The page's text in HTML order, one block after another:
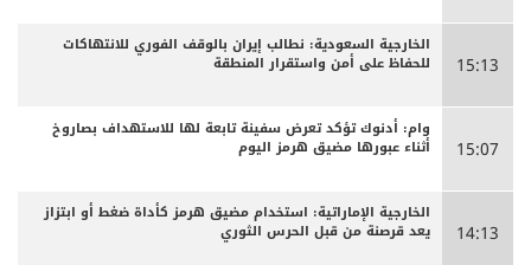
15:13
الخارجية السعودية: نطالب إيران بالوقف الفوري للانتهاكات
للحفاظ على أمن واستقرار المنطقة
15:07
وام: أدنوك تؤكد تعرض سفينة تابعة لها للاستهداف بصاروخ
أثناء عبورها مضيق هرمز اليوم
14:13
الخارجية الإماراتية: استخدام مضيق هرمز كأداة ضغط أو ابتزاز
يعد قرصنة من قبل الحرس الثوري